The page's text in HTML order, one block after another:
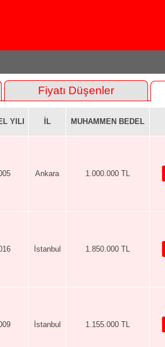
Fiyatı Düşenler
YILI İL MUHAMMEN BEDEL
Ankara 1.000.000 TL
İstanbul 1.850.000 TL
İstanbul 1.155.000 TL